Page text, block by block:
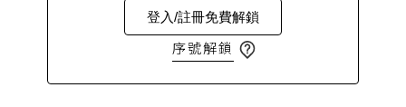
登入/註冊免費解鎖
序號解鎖